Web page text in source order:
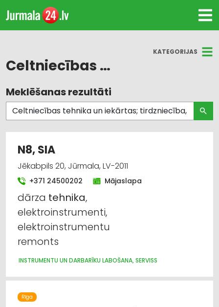
KATEGORIJAS
Celtniecības tehnika un iekārtas; tirdzniecība, serviss
Visas nozares
Iekraušanas un izkraušanas tehnika
Instrumentu un darbarīku tirdzniecība
Celtniecības tehnika un iekārtas; noma
Celtniecības tehnika un iekārtas; tirdzniecība,
serviss
Hidrauliskās un pneimatiskās ierīces
Labiekārtošana, apzaļumošana
Lauksaimniecības tehnikas un traktortehnikas
labošana, remonts
Meklēšanas rezultāti
N8, SIA
Jēkabpils 20, Jūrmala, LV-2011
+371 24500202 Mājaslapa
dārza tehnika,
elektroinstrumenti,
elektroinstrumentu
remonts
INSTRUMENTU UN DARBARĪKU LABOŠANA, SERVISS
Rīga